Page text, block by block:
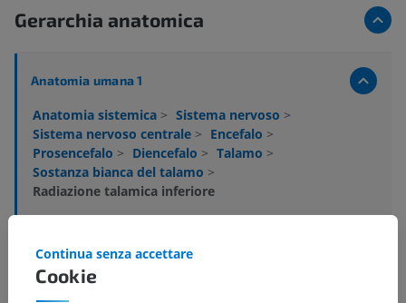
Gerarchia anatomica
Anatomia umana 1
Anatomia sistemica > Sistema nervoso >
Sistema nervoso centrale > Encefalo >
Prosencefalo > Diencefalo > Talamo >
Sostanza bianca del talamo >
Radiazione talamica inferiore
soggiacenti per questa parte anatomica
Cookie
Continua senza accettare